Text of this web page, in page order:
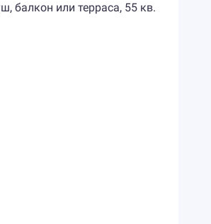
балкон или терраса, 55 кв.